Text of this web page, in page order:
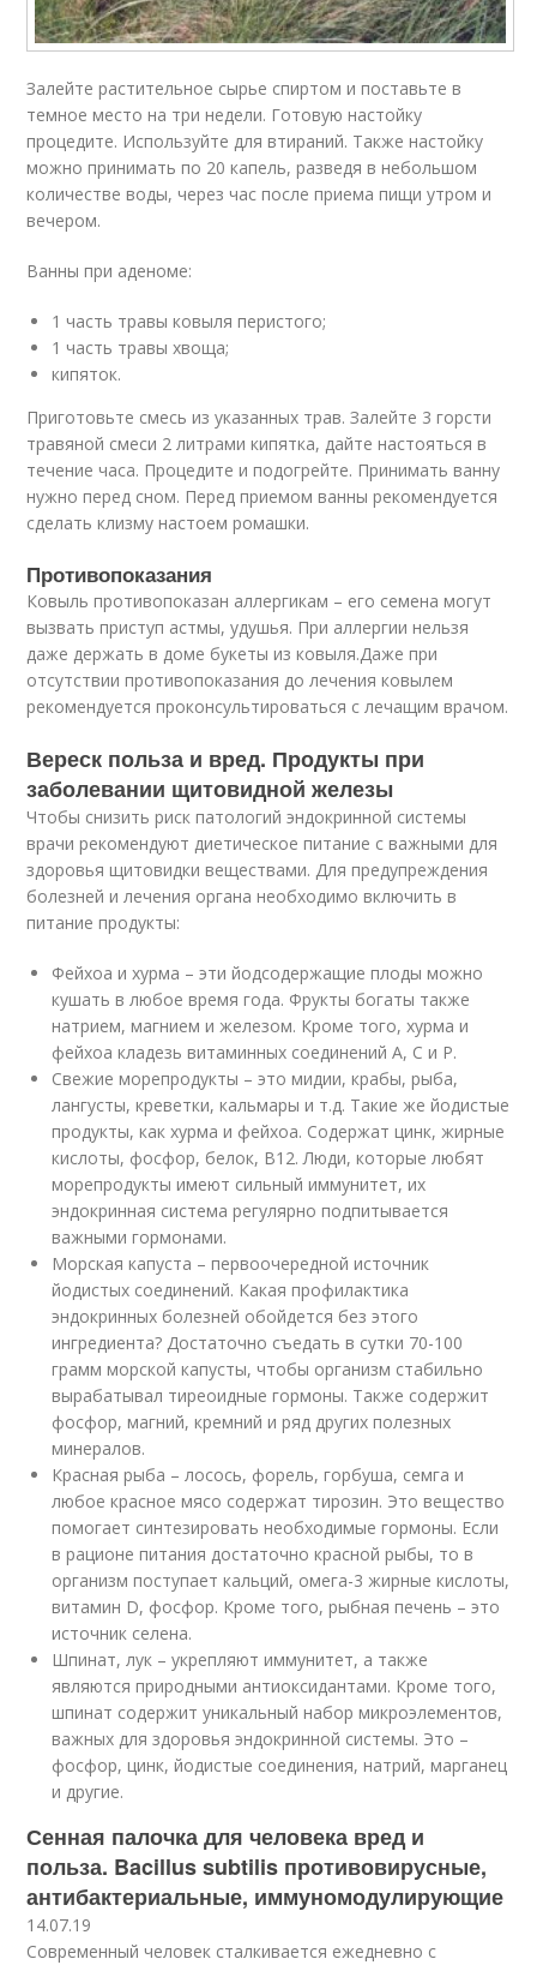
Залейте растительное сырье спиртом и поставьте в
темное место на три недели. Готовую настойку
процедите. Используйте для втираний. Также настойку
можно принимать по 20 капель, разведя в небольшом
количестве воды, через час после приема пищи утром и
вечером.
Ванны при аденоме:
1 часть травы ковыля перистого;
1 часть травы хвоща;
кипяток.
Приготовьте смесь из указанных трав. Залейте 3 горсти
травяной смеси 2 литрами кипятка, дайте настояться в
течение часа. Процедите и подогрейте. Принимать ванну
нужно перед сном. Перед приемом ванны рекомендуется
сделать клизму настоем ромашки.
Противопоказания
Ковыль противопоказан аллергикам – его семена могут
вызвать приступ астмы, удушья. При аллергии нельзя
даже держать в доме букеты из ковыля.Даже при
отсутствии противопоказания до лечения ковылем
рекомендуется проконсультироваться с лечащим врачом.
Вереск польза и вред. Продукты при
заболевании щитовидной железы
Чтобы снизить риск патологий эндокринной системы
врачи рекомендуют диетическое питание с важными для
здоровья щитовидки веществами. Для предупреждения
болезней и лечения органа необходимо включить в
питание продукты:
Фейхоа и хурма – эти йодсодержащие плоды можно
кушать в любое время года. Фрукты богаты также
натрием, магнием и железом. Кроме того, хурма и
фейхоа кладезь витаминных соединений А, С и Р.
Свежие морепродукты – это мидии, крабы, рыба,
лангусты, креветки, кальмары и т.д. Такие же йодистые
продукты, как хурма и фейхоа. Содержат цинк, жирные
кислоты, фосфор, белок, В12. Люди, которые любят
морепродукты имеют сильный иммунитет, их
эндокринная система регулярно подпитывается
важными гормонами.
Морская капуста – первоочередной источник
йодистых соединений. Какая профилактика
эндокринных болезней обойдется без этого
ингредиента? Достаточно съедать в сутки 70-100
грамм морской капусты, чтобы организм стабильно
вырабатывал тиреоидные гормоны. Также содержит
фосфор, магний, кремний и ряд других полезных
минералов.
Красная рыба – лосось, форель, горбуша, семга и
любое красное мясо содержат тирозин. Это вещество
помогает синтезировать необходимые гормоны. Если
в рационе питания достаточно красной рыбы, то в
организм поступает кальций, омега-3 жирные кислоты,
витамин D, фосфор. Кроме того, рыбная печень – это
источник селена.
Шпинат, лук – укрепляют иммунитет, а также
являются природными антиоксидантами. Кроме того,
шпинат содержит уникальный набор микроэлементов,
важных для здоровья эндокринной системы. Это –
фосфор, цинк, йодистые соединения, натрий, марганец
и другие.
Сенная палочка для человека вред и
польза. Bacillus subtilis противовирусные,
антибактериальные, иммуномодулирующие
14.07.19
Современный человек сталкивается ежедневно с